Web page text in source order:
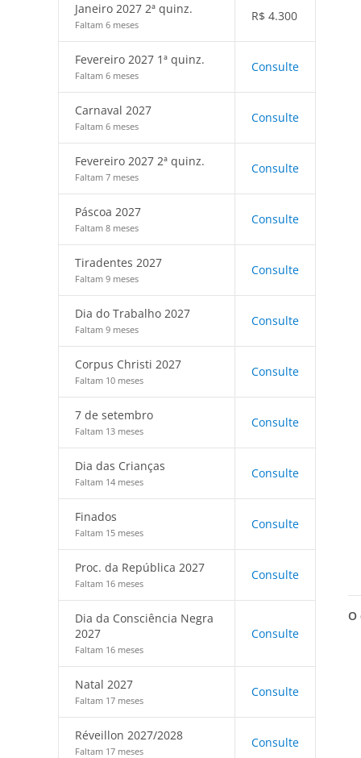
Janeiro 2027 2ª quinz.
Faltam 6 meses
R$ 4.300
Fevereiro 2027 1ª quinz.
Faltam 6 meses
Consulte
Carnaval 2027
Faltam 6 meses
Consulte
Fevereiro 2027 2ª quinz.
Faltam 7 meses
Consulte
Páscoa 2027
Faltam 8 meses
Consulte
Tiradentes 2027
Faltam 9 meses
Consulte
Dia do Trabalho 2027
Faltam 9 meses
Consulte
Corpus Christi 2027
Faltam 10 meses
Consulte
7 de setembro
Faltam 13 meses
Consulte
Dia das Crianças
Faltam 14 meses
Consulte
Finados
Faltam 15 meses
Consulte
Proc. da República 2027
Faltam 16 meses
Consulte
Dia da Consciência Negra
2027
Faltam 16 meses
Consulte
Natal 2027
Faltam 17 meses
Consulte
Réveillon 2027/2028
Faltam 17 meses
Consulte
O